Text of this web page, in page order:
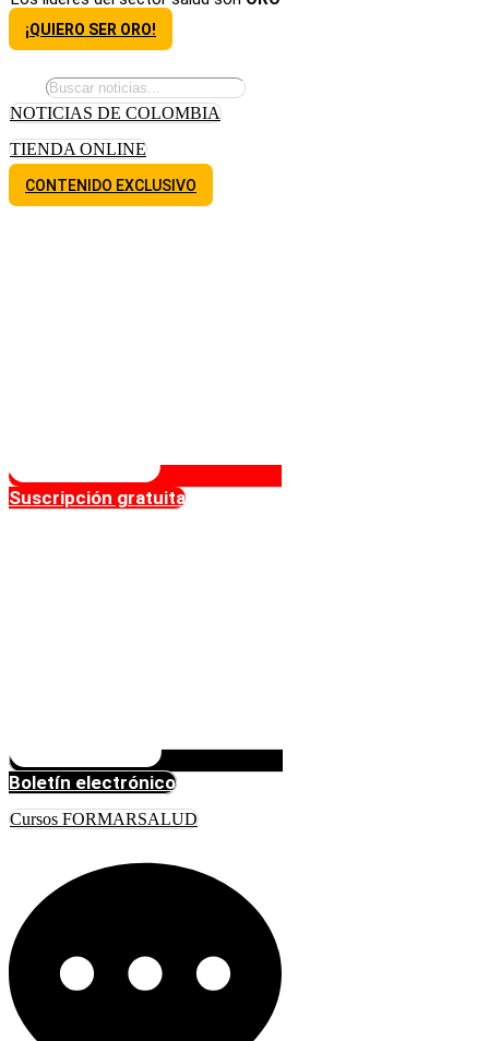
¡QUIERO SER ORO!
NOTICIAS DE COLOMBIA
TIENDA ONLINE
CONTENIDO EXCLUSIVO
Suscripción gratuita
Boletín electrónico
Cursos FORMARSALUD